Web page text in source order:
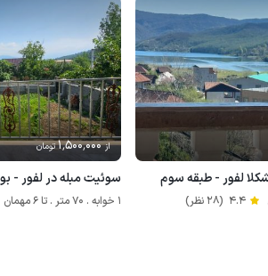
لفور - طبقه سوم
4.4 (28 نظر)
از 1٬500٬000تومان
سوئیت مبله در لفور -
1 خوابه . 70 متر . تا 6 مهمان